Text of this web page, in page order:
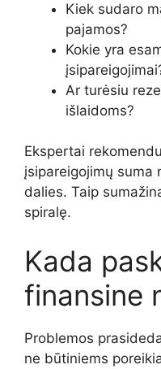
Kiek sudaro
pajamos?
Kokie yra
Ar turėsiu
išlaidoms?
Ekspertai
įsipareigojimų suma
dalies. Taip
spiralę.
Kada
finansine
Problemos
ne būtiniems